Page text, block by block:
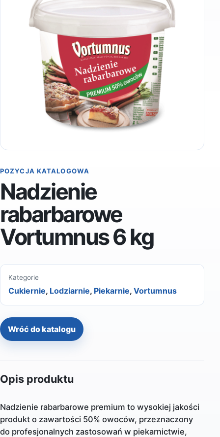
POZYCJA KATALOGOWA
Nadzienie
rabarbarowe
Vortumnus 6 kg
Kategorie
Cukiernie, Lodziarnie, Piekarnie, Vortumnus
Wróć do katalogu
Opis produktu
Nadzienie rabarbarowe premium to wysokiej jakości
produkt o zawartości 50% owoców, przeznaczony
do profesjonalnych zastosowań w piekarnictwie,